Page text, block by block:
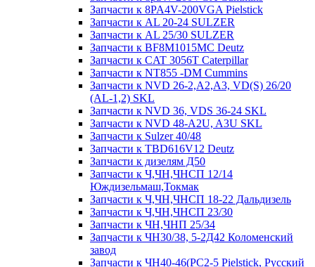
Запчасти к 8PA4V-200VGA Pielstick
Запчасти к AL 20-24 SULZER
Запчасти к AL 25/30 SULZER
Запчасти к BF8M1015MC Deutz
Запчасти к CAT 3056T Caterpillar
Запчасти к NT855 -DM Cummins
Запчасти к NVD 26-2,A2,A3, VD(S) 26/20
(AL-1,2) SKL
Запчасти к NVD 36, VDS 36-24 SKL
Запчасти к NVD 48-A2U, A3U SKL
Запчасти к Sulzer 40/48
Запчасти к TBD616V12 Deutz
Запчасти к дизелям Д50
Запчасти к Ч,ЧН,ЧНСП 12/14
Юждизельмаш,Токмак
Запчасти к Ч,ЧН,ЧНСП 18-22 Дальдизель
Запчасти к Ч,ЧН,ЧНСП 23/30
Запчасти к ЧН,ЧНП 25/34
Запчасти к ЧН30/38, 5-2Д42 Коломенский
завод
Запчасти к ЧН40-46(PC2-5 Pielstick, Русский